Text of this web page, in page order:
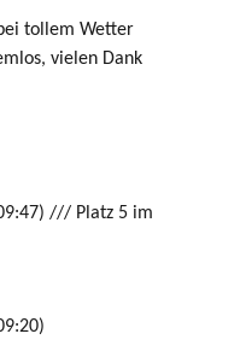
tollem Wetter
vielen Dank
/// Platz 5 im